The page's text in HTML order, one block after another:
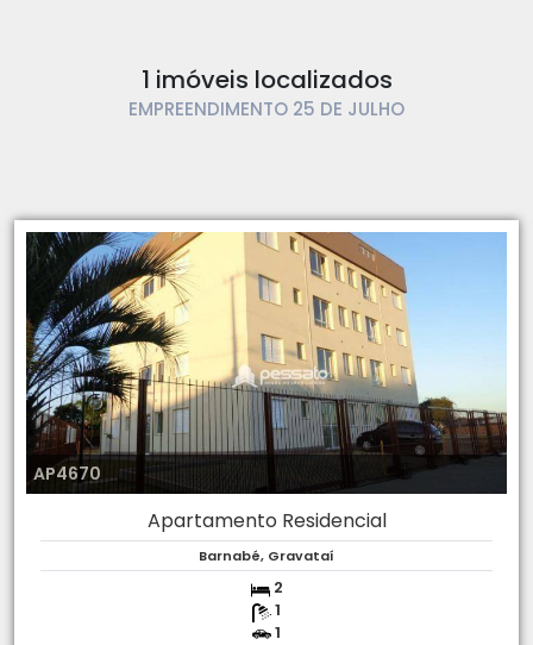
1 imóveis localizados
EMPREENDIMENTO 25 DE JULHO
AP4670
Apartamento Residencial
Barnabé, Gravataí
2
1
1